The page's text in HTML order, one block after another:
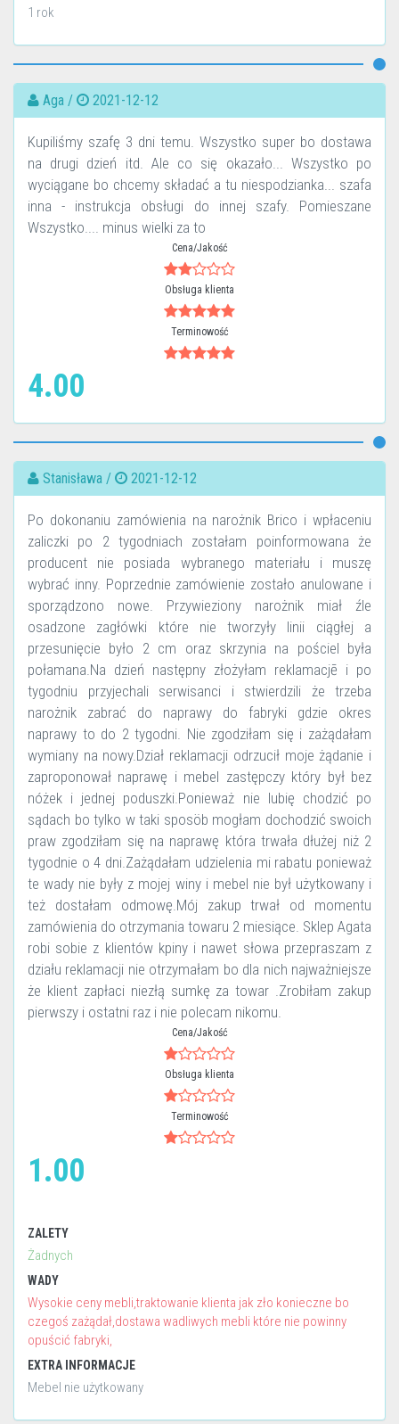
1 rok
Aga / 2021-12-12
Kupiliśmy szafę 3 dni temu. Wszystko super bo dostawa
na drugi dzień itd. Ale co się okazało... Wszystko po
wyciągane bo chcemy składać a tu niespodzianka... szafa
inna - instrukcja obsługi do innej szafy. Pomieszane
Wszystko.... minus wielki za to
Cena/Jakość
Obsługa klienta
Terminowość
4.00
Stanisława / 2021-12-12
Po dokonaniu zamówienia na narożnik Brico i wpłaceniu
zaliczki po 2 tygodniach zostałam poinformowana że
producent nie posiada wybranego materiału i muszę
wybrać inny. Poprzednie zamówienie zostało anulowane i
sporządzono nowe. Przywieziony narożnik miał źle
osadzone zagłówki które nie tworzyły linii ciągłej a
przesunięcie było 2 cm oraz skrzynia na pościel była
połamana.Na dzień następny złożyłam reklamacjē i po
tygodniu przyjechali serwisanci i stwierdzili że trzeba
narożnik zabrać do naprawy do fabryki gdzie okres
naprawy to do 2 tygodni. Nie zgodziłam się i zażądałam
wymiany na nowy.Dział reklamacji odrzucił moje żądanie i
zaproponował naprawę i mebel zastępczy który był bez
nóżek i jednej poduszki.Ponieważ nie lubię chodzić po
sądach bo tylko w taki sposöb mogłam dochodzić swoich
praw zgodziłam się na naprawę która trwała dłużej niż 2
tygodnie o 4 dni.Zażądałam udzielenia mi rabatu ponieważ
te wady nie były z mojej winy i mebel nie był użytkowany i
też dostałam odmowę.Mój zakup trwał od momentu
zamówienia do otrzymania towaru 2 miesiące. Sklep Agata
robi sobie z klientów kpiny i nawet słowa przepraszam z
działu reklamacji nie otrzymałam bo dla nich najważniejsze
że klient zapłaci niezłą sumkę za towar .Zrobiłam zakup
pierwszy i ostatni raz i nie polecam nikomu.
Cena/Jakość
Obsługa klienta
Terminowość
1.00
ZALETY
Żadnych
WADY
Wysokie ceny mebli,traktowanie klienta jak zło konieczne bo
czegoś zażądał,dostawa wadliwych mebli które nie powinny
opuścić fabryki,
EXTRA INFORMACJE
Mebel nie użytkowany